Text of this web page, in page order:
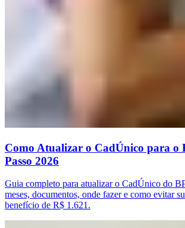
Como Atualizar o CadÚnico para o
Passo 2026
Guia completo para atualizar o CadÚnico do
meses, documentos, onde fazer e como evitar
benefício de R$ 1.621.